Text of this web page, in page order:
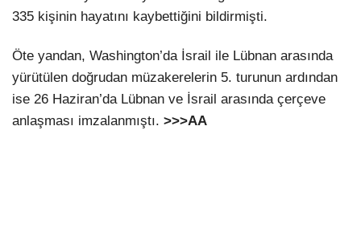
335 kişinin hayatını kaybettiğini bildirmişti.
Öte yandan, Washington’da İsrail ile Lübnan arasında
yürütülen doğrudan müzakerelerin 5. turunun ardından
ise 26 Haziran’da Lübnan ve İsrail arasında çerçeve
anlaşması imzalanmıştı. >>>AA